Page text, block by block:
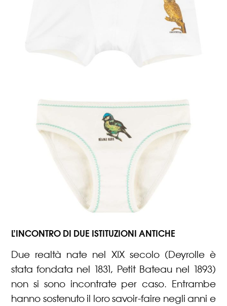
L’INCONTRO DI DUE ISTITUZIONI ANTICHE
Due realtà nate nel XIX secolo (Deyrolle è
stata fondata nel 1831, Petit Bateau nel 1893)
non si sono incontrate per caso. Entrambe
hanno sostenuto il loro savoir-faire negli anni e